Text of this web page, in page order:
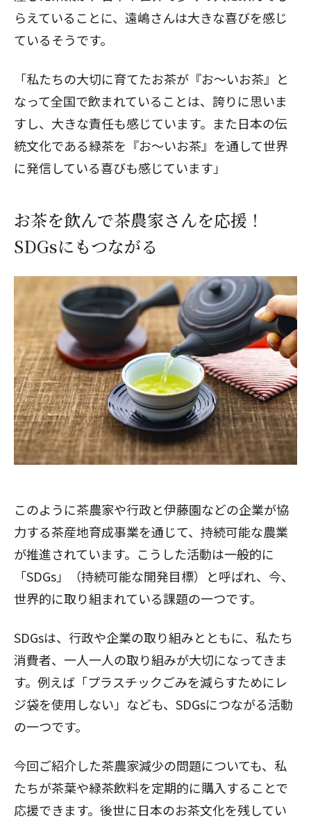
らえていることに、遠嶋さんは大きな喜びを感じ
ているそうです。
「私たちの大切に育てたお茶が『お～いお茶』と
なって全国で飲まれていることは、誇りに思いま
すし、大きな責任も感じています。また日本の伝
統文化である緑茶を『お～いお茶』を通して世界
に発信している喜びも感じています」
お茶を飲んで茶農家さんを応援！
SDGsにもつながる
このように茶農家や行政と伊藤園などの企業が協
力する茶産地育成事業を通じて、持続可能な農業
が推進されています。こうした活動は一般的に
「SDGs」（持続可能な開発目標）と呼ばれ、今、
世界的に取り組まれている課題の一つです。
SDGsは、行政や企業の取り組みとともに、私たち
消費者、一人一人の取り組みが大切になってきま
す。例えば「プラスチックごみを減らすためにレ
ジ袋を使用しない」なども、SDGsにつながる活動
の一つです。
今回ご紹介した茶農家減少の問題についても、私
たちが茶葉や緑茶飲料を定期的に購入することで
応援できます。後世に日本のお茶文化を残してい